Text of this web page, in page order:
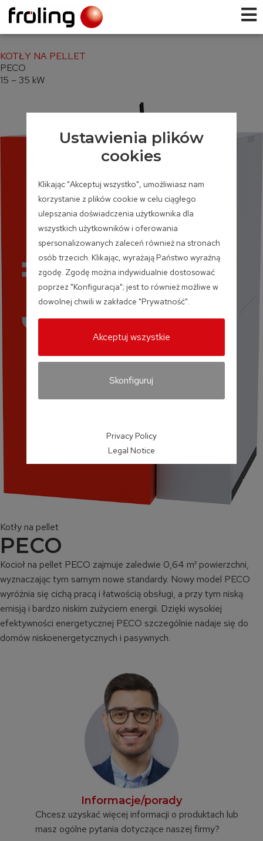
KOTŁY NA PELLET
PECO
15 – 35 kW
Kotły na pellet
PECO
Kocioł na pellet PECO zajmuje zaledwie 0,64 m² powierzchni,
wyznaczając tym samym nowe standardy. Nowy model PECO
wyróżnia się cichą pracą i łatwością obsługi, a przy tym niską
emisją i bardzo niskim zużyciem energii. Dzięki wysokiej
efektywności energetycznej PECO szczególnie nadaje się do
domów niskoenergetycznych i pasywnych.
Informacje/porady
Chcesz uzyskać więcej informacji o produktach lub
masz ogólne pytania dotyczące naszej firmy?
Ustawienia plików
cookies
Klikając "Akceptuj wszystko", umożliwiasz nam
korzystanie z plików cookie w celu ciągłego
ulepszania doświadczenia użytkownika dla
wszystkich użytkowników i oferowania
spersonalizowanych zaleceń również na stronach
osób trzecich. Klikając, wyrażają Państwo wyraźną
zgodę. Zgodę można indywidualnie dostosować
poprzez "Konfiguracja"; jest to również możliwe w
dowolnej chwili w zakładce "Prywatność".
Akceptuj wszystkie
Skonfiguruj
Privacy Policy
Legal Notice